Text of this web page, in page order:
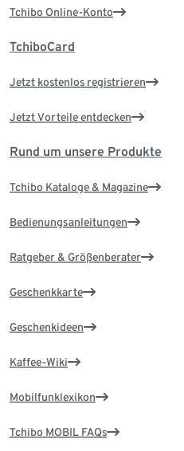
Tchibo Online-Konto
TchiboCard
Jetzt kostenlos registrieren
Jetzt Vorteile entdecken
Rund um unsere Produkte
Tchibo Kataloge & Magazine
Bedienungsanleitungen
Ratgeber & Größenberater
Geschenkkarte
Geschenkideen
Kaffee-Wiki
Mobilfunklexikon
Tchibo MOBIL FAQs